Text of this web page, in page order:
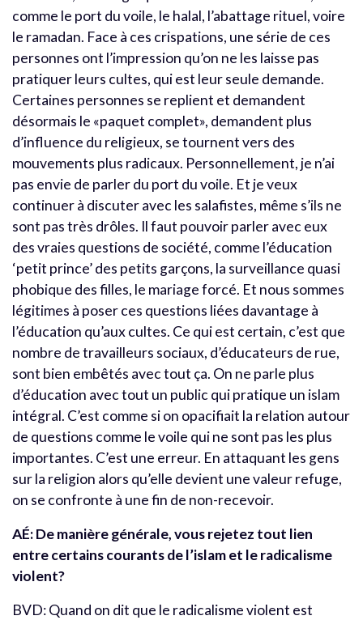
comme le port du voile, le halal, l’abattage rituel, voire
le ramadan. Face à ces crispations, une série de ces
personnes ont l’impression qu’on ne les laisse pas
pratiquer leurs cultes, qui est leur seule demande.
Certaines personnes se replient et demandent
désormais le «paquet complet», demandent plus
d’influence du religieux, se tournent vers des
mouvements plus radicaux. Personnellement, je n’ai
pas envie de parler du port du voile. Et je veux
continuer à discuter avec les salafistes, même s’ils ne
sont pas très drôles. Il faut pouvoir parler avec eux
des vraies questions de société, comme l’éducation
‘petit prince’ des petits garçons, la surveillance quasi
phobique des filles, le mariage forcé. Et nous sommes
légitimes à poser ces questions liées davantage à
l’éducation qu’aux cultes. Ce qui est certain, c’est que
nombre de travailleurs sociaux, d’éducateurs de rue,
sont bien embêtés avec tout ça. On ne parle plus
d’éducation avec tout un public qui pratique un islam
intégral. C’est comme si on opacifiait la relation autour
de questions comme le voile qui ne sont pas les plus
importantes. C’est une erreur. En attaquant les gens
sur la religion alors qu’elle devient une valeur refuge,
on se confronte à une fin de non-recevoir.
AÉ: De manière générale, vous rejetez tout lien
entre certains courants de l’islam et le radicalisme
violent?
BVD: Quand on dit que le radicalisme violent est